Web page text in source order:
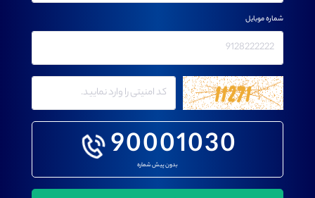
90001030
بدون پیش شماره
شماره موبایل